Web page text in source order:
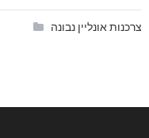
צרכנות אונליין נבונה